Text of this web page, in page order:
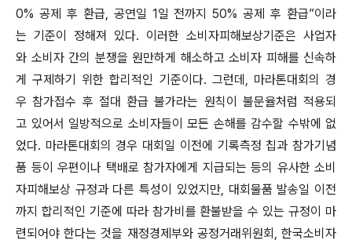
0% 공제 후 환급, 공연일 1일 전까지 50% 공제 후 환급”이라
는 기준이 정해져 있다. 이러한 소비자피해보상기준은 사업자
와 소비자 간의 분쟁을 원만하게 해소하고 소비자 피해를 신속하
게 구제하기 위한 합리적인 기준이다. 그런데, 마라톤대회의 경
우 참가접수 후 절대 환급 불가라는 원칙이 불문율처럼 적용되
고 있어서 일방적으로 소비자들이 모든 손해를 감수할 수밖에 없
었다. 마라톤대회의 경우 대회일 이전에 기록측정 칩과 참가기념
품 등이 우편이나 택배로 참가자에게 지급되는 등의 유사한 소비
자피해보상 규정과 다른 특성이 있었지만, 대회물품 발송일 이전
까지 합리적인 기준에 따라 참가비를 환불받을 수 있는 규정이 마
련되어야 한다는 것을 재정경제부와 공정거래위원회, 한국소비자